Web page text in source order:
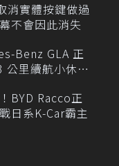
消實體按鍵做過
不會因此消失
Benz GLA 正
公里續航小休
BYD Racco正
日系K-Car霸主